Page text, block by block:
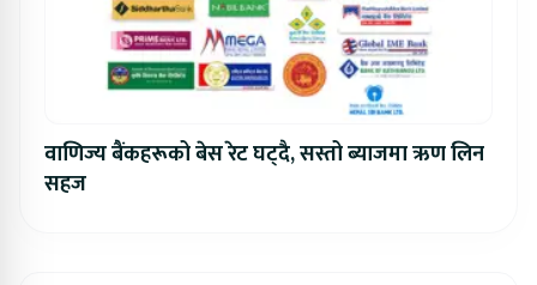
वाणिज्य बैंकहरूको बेस रेट घट्दै, सस्तो ब्याजमा ऋण लिन
सहज